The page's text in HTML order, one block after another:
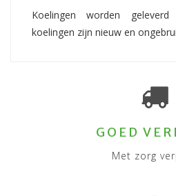
Koelingen worden
koelingen zijn nieuw en
GOED
Met zorg